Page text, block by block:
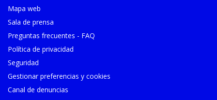
Mapa web
Sala de prensa
Preguntas frecuentes - FAQ
Política de privacidad
Seguridad
Gestionar preferencias y cookies
Canal de denuncias